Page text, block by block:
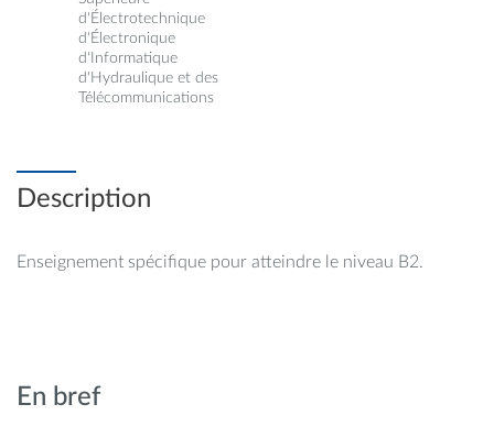
d'Électrotechnique
d'Électronique
d'Informatique
d'Hydraulique et des
Télécommunications
Description
Enseignement spécifique pour atteindre le niveau B2.
En bref